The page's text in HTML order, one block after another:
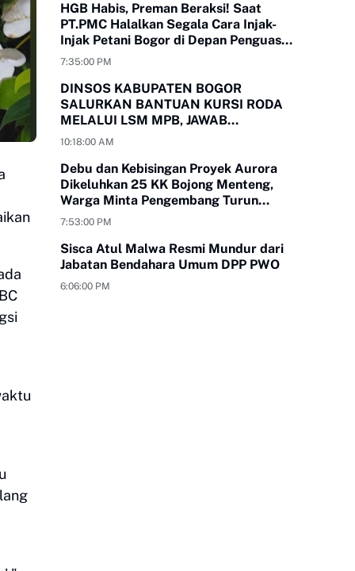
HGB Habis, Preman Beraksi! Saat
PT.PMC Halalkan Segala Cara Injak-
Injak Petani Bogor di Depan Penguasa
yang Bungkam
7:35:00 PM
DINSOS KABUPATEN BOGOR
SALURKAN BANTUAN KURSI RODA
MELALUI LSM MPB, JAWAB
KEBUTUHAN WARGA
10:18:00 AM
Debu dan Kebisingan Proyek Aurora
Dikeluhkan 25 KK Bojong Menteng,
Warga Minta Pengembang Turun
Tangan
7:53:00 PM
Sisca Atul Malwa Resmi Mundur dari
Jabatan Bendahara Umum DPP PWO
6:06:00 PM